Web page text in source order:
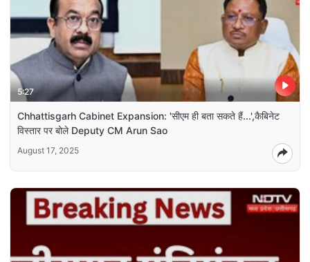
5:27
Chhattisgarh Cabinet Expansion: 'सीएम ही बता सकते हैं...',कैबिनेट
विस्तार पर बोले Deputy CM Arun Sao
August 17, 2025